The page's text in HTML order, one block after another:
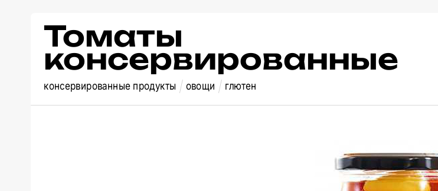
Томаты
консервированные
консервированные продукты овощи глютен